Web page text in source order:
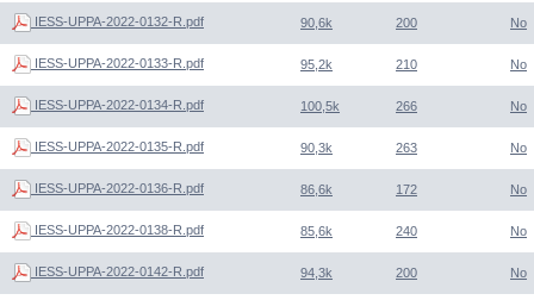
IESS-UPPA-2022-0132-R.pdf 90,6k 200 No
IESS-UPPA-2022-0133-R.pdf 95,2k 210 No
IESS-UPPA-2022-0134-R.pdf 100,5k 266 No
IESS-UPPA-2022-0135-R.pdf 90,3k 263 No
IESS-UPPA-2022-0136-R.pdf 86,6k 172 No
IESS-UPPA-2022-0138-R.pdf 85,6k 240 No
IESS-UPPA-2022-0142-R.pdf 94,3k 200 No